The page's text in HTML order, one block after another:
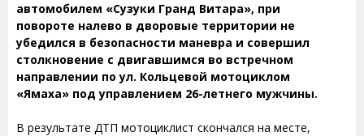
автомобилем «Сузуки Гранд Витара», при
повороте налево в дворовые территории не
убедился в безопасности маневра и совершил
столкновение с двигавшимся во встречном
направлении по ул. Кольцевой мотоциклом
«Ямаха» под управлением 26-летнего мужчины.
В результате ДТП мотоциклист скончался на месте,